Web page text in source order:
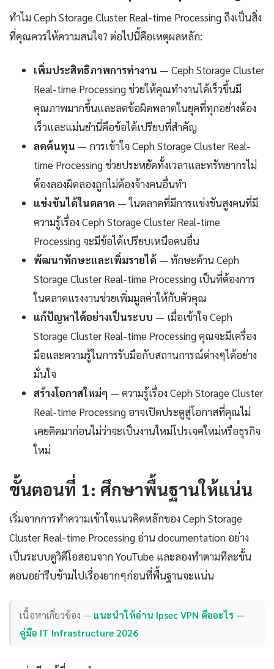
ทำไม Ceph Storage Cluster Real-time Processing ถึงเป็นสิ่ง
ที่คุณควรให้ความสนใจ? ต่อไปนี้คือเหตุผลหลัก:
เพิ่มประสิทธิภาพการทำงาน — Ceph Storage Cluster
Real-time Processing ช่วยให้คุณทำงานได้เร็วขึ้นมี
คุณภาพมากขึ้นและลดข้อผิดพลาดในยุคที่ทุกอย่างต้อง
เร็วและแม่นยำนี่คือข้อได้เปรียบที่สำคัญ
ลดต้นทุน — การเข้าใจ Ceph Storage Cluster Real-
time Processing ช่วยประหยัดทั้งเวลาและทรัพยากรไม่
ต้องลองผิดลองถูกไม่ต้องจ้างคนอื่นทำ
แข่งขันได้ในตลาด — ในตลาดที่มีการแข่งขันสูงคนที่มี
ความรู้เรื่อง Ceph Storage Cluster Real-time
Processing จะมีข้อได้เปรียบเหนือคนอื่น
พัฒนาทักษะและเพิ่มรายได้ — ทักษะด้าน Ceph
Storage Cluster Real-time Processing เป็นที่ต้องการ
ในตลาดแรงงานช่วยเพิ่มมูลค่าให้กับตัวคุณ
แก้ปัญหาได้อย่างเป็นระบบ — เมื่อเข้าใจ Ceph
Storage Cluster Real-time Processing คุณจะมีเครื่อง
มือและความรู้ในการรับมือกับสถานการณ์ต่างๆได้อย่าง
มั่นใจ
สร้างโอกาสใหม่ๆ — ความรู้เรื่อง Ceph Storage Cluster
Real-time Processing อาจเปิดประตูสู่โอกาสที่คุณไม่
เคยคิดมาก่อนไม่ว่าจะเป็นงานใหม่โปรเจคใหม่หรือธุรกิจ
ใหม่
ขั้นตอนที่ 1: ศึกษาพื้นฐานให้แน่น
เริ่มจากการทำความเข้าใจแนวคิดหลักของ Ceph Storage
Cluster Real-time Processing อ่าน documentation อย่าง
เป็นระบบดูวิดีโอสอนจาก YouTube และลองทำตามทีละขั้น
ตอนอย่ารีบข้ามไปเรื่องยากๆก่อนที่พื้นฐานจะแน่น
เนื้อหาเกี่ยวข้อง — แนะนำให้อ่าน Ipsec VPN คืออะไร —
คู่มือ IT Infrastructure 2026